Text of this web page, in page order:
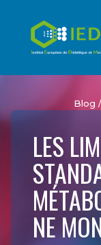
Blog /
LES
NE